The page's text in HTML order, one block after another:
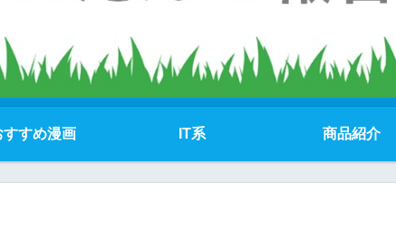
すすめ漫画 IT系 商品紹介